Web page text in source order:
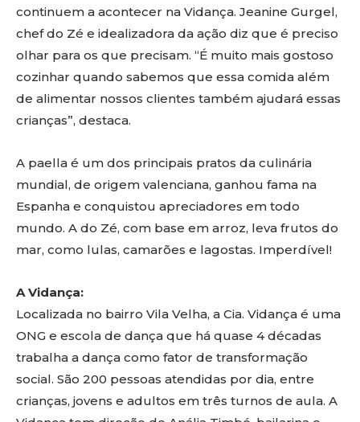
continuem a acontecer na Vidança. Jeanine Gurgel,
chef do Zé e idealizadora da ação diz que é preciso
olhar para os que precisam. “É muito mais gostoso
cozinhar quando sabemos que essa comida além
de alimentar nossos clientes também ajudará essas
crianças”, destaca.
A paella é um dos principais pratos da culinária
mundial, de origem valenciana, ganhou fama na
Espanha e conquistou apreciadores em todo
mundo. A do Zé, com base em arroz, leva frutos do
mar, como lulas, camarões e lagostas. Imperdível!
A Vidança:
Localizada no bairro Vila Velha, a Cia. Vidança é uma
ONG e escola de dança que há quase 4 décadas
trabalha a dança como fator de transformação
social. São 200 pessoas atendidas por dia, entre
crianças, jovens e adultos em três turnos de aula. A